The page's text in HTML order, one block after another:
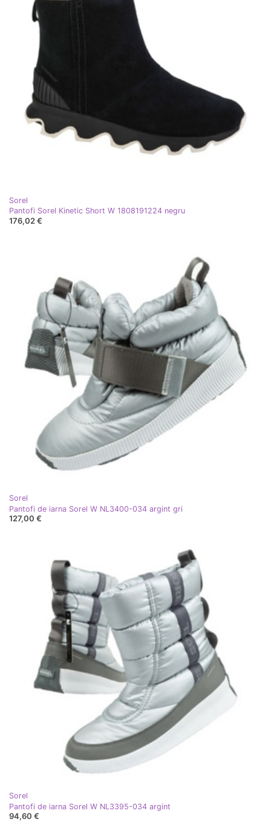
Sorel
Pantofi Sorel Kinetic Short W 1808191224 negru
176,02 €
Sorel
Pantofi de iarna Sorel W NL3400-034 argint gri
127,00 €
Sorel
Pantofi de iarna Sorel W NL3395-034 argint
94,60 €